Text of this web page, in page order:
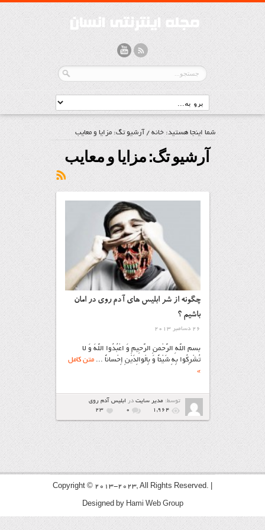
شما اینجا هستید:خانه/ آرشیو تگ: مزایا و معایب
آرشیو تگ:مزایا و معایب
چگونه از شر ابلیس های آدم روی در امان
باشیم ؟
26 دسامبر 2013
بسم اللَّهِ الرَّحْمنِ الرَّحِيمِ وَ اعْبُدُوا اللَّهَ وَ لا
تُشْرِکُوا بِهِ شَيْئاً وَ بِالْوالِدَيْنِ إِحْساناً ...متن کامل
»
توسط: مدیر سایتدر ابليس آدم روي
1,964
۰ 23
Copyright © 2013-2023, All Rights Reserved. |
Designed by Hami Web Group